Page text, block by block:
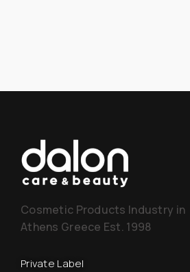
Cosmetic Products Industry in
Athens Greece Est. 1998
Private Label